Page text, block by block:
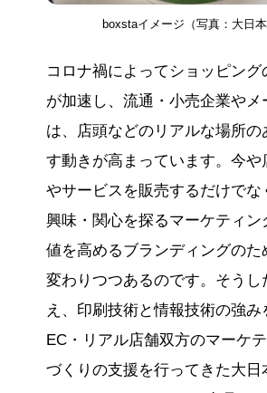
boxstaイメージ（写真：大日本
コロナ禍によってショッピング
が加速し、流通・小売企業やメ
は、店頭などのリアルな場所の
す動きが高まっています。今や
やサービスを販売するだけでな
興味・関心を探るマーケティン
値を高めるブランディングのた
変わりつつあるのです。そうし
え、印刷技術と情報技術の強み
EC・リアル店舗双方のマーケ
づくりの支援を行ってきた大日